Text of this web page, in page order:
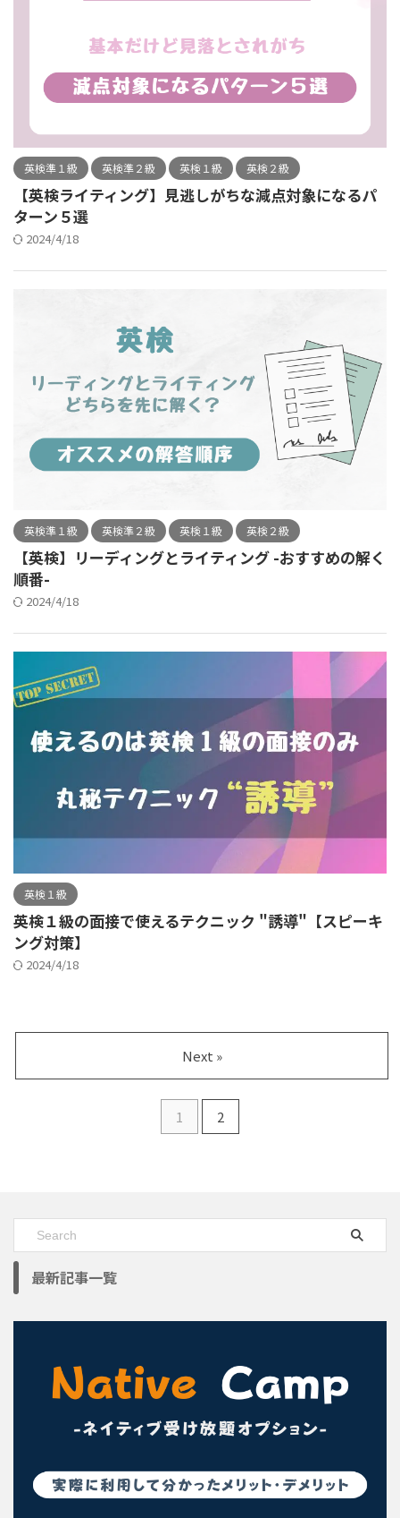
英検準１級 英検準２級 英検１級 英検２級
【英検ライティング】見逃しがちな減点対象になるパ
ターン５選
2024/4/18
英検準１級 英検準２級 英検１級 英検２級
【英検】リーディングとライティング -おすすめの解く
順番-
2024/4/18
英検１級
英検１級の面接で使えるテクニック "誘導"【スピーキ
ング対策】
2024/4/18
1 2
Next »
最新記事一覧